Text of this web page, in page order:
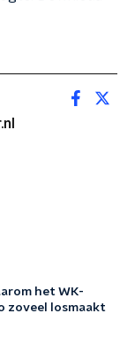
het WK-
zoveel losmaakt